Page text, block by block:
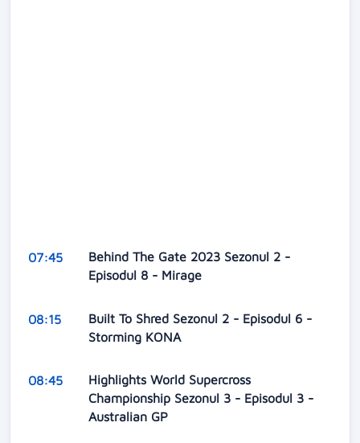
07:45
Behind The Gate 2023 Sezonul 2 -
Episodul 8 - Mirage
08:15
Built To Shred Sezonul 2 - Episodul 6 -
Storming KONA
08:45
Highlights World Supercross
Championship Sezonul 3 - Episodul 3 -
Australian GP